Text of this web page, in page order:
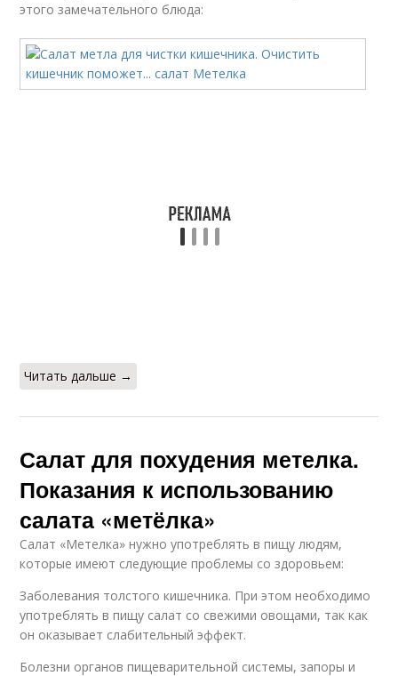
этого замечательного блюда:
Читать дальше →
Салат для похудения метелка.
Показания к использованию
салата «метёлка»
Салат «Метелка» нужно употреблять в пищу людям,
которые имеют следующие проблемы со здоровьем:
Заболевания толстого кишечника. При этом необходимо
употреблять в пищу салат со свежими овощами, так как
он оказывает слабительный эффект.
Болезни органов пищеварительной системы, запоры и